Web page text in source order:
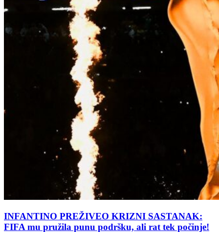
INFANTINO PREŽIVEO KRIZNI SASTANAK:
FIFA mu pružila punu podršku, ali rat tek počinje!